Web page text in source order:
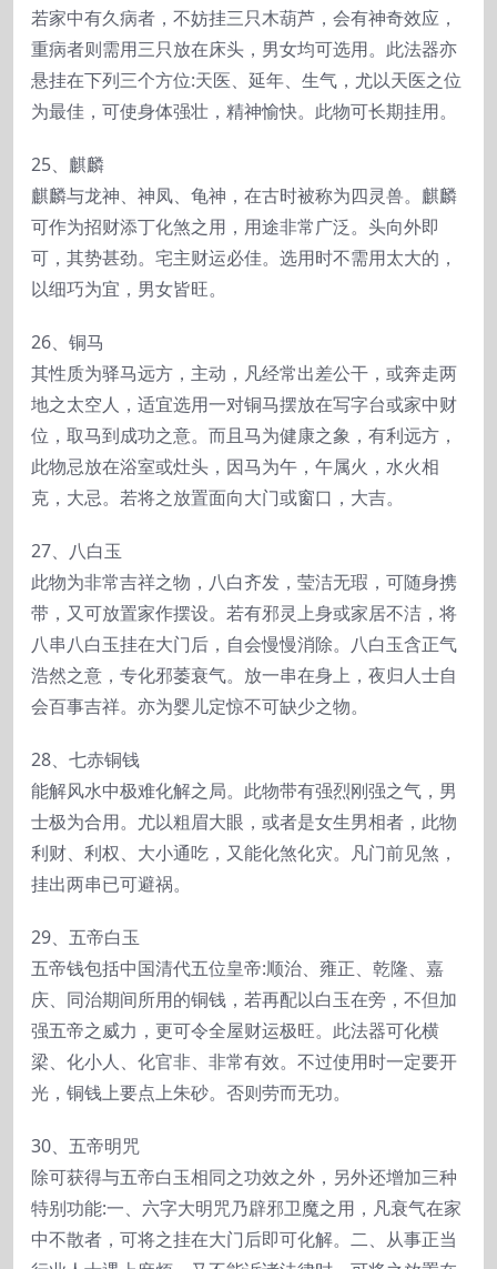
若家中有久病者，不妨挂三只木葫芦，会有神奇效应，
重病者则需用三只放在床头，男女均可选用。此法器亦
悬挂在下列三个方位:天医、延年、生气，尤以天医之位
为最佳，可使身体强壮，精神愉快。此物可长期挂用。
25、麒麟
麒麟与龙神、神凤、龟神，在古时被称为四灵兽。麒麟
可作为招财添丁化煞之用，用途非常广泛。头向外即
可，其势甚劲。宅主财运必佳。选用时不需用太大的，
以细巧为宜，男女皆旺。
26、铜马
其性质为驿马远方，主动，凡经常出差公干，或奔走两
地之太空人，适宜选用一对铜马摆放在写字台或家中财
位，取马到成功之意。而且马为健康之象，有利远方，
此物忌放在浴室或灶头，因马为午，午属火，水火相
克，大忌。若将之放置面向大门或窗口，大吉。
27、八白玉
此物为非常吉祥之物，八白齐发，莹洁无瑕，可随身携
带，又可放置家作摆设。若有邪灵上身或家居不洁，将
八串八白玉挂在大门后，自会慢慢消除。八白玉含正气
浩然之意，专化邪萎衰气。放一串在身上，夜归人士自
会百事吉祥。亦为婴儿定惊不可缺少之物。
28、七赤铜钱
能解风水中极难化解之局。此物带有强烈刚强之气，男
士极为合用。尤以粗眉大眼，或者是女生男相者，此物
利财、利权、大小通吃，又能化煞化灾。凡门前见煞，
挂出两串已可避祸。
29、五帝白玉
五帝钱包括中国清代五位皇帝:顺治、雍正、乾隆、嘉
庆、同治期间所用的铜钱，若再配以白玉在旁，不但加
强五帝之威力，更可令全屋财运极旺。此法器可化横
梁、化小人、化官非、非常有效。不过使用时一定要开
光，铜钱上要点上朱砂。否则劳而无功。
30、五帝明咒
除可获得与五帝白玉相同之功效之外，另外还增加三种
特别功能:一、六字大明咒乃辟邪卫魔之用，凡衰气在家
中不散者，可将之挂在大门后即可化解。二、从事正当